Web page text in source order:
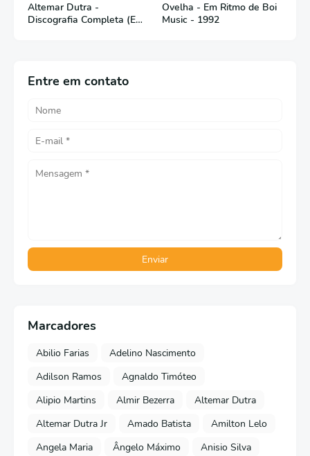
Altemar Dutra -
Discografia Completa (Em
Ovelha - Em Ritmo de Boi
Music - 1992
Entre em contato
Marcadores
Abilio Farias
Adelino Nascimento
Adilson Ramos
Agnaldo Timóteo
Alipio Martins
Almir Bezerra
Altemar Dutra
Altemar Dutra Jr
Amado Batista
Amilton Lelo
Angela Maria
Ângelo Máximo
Anisio Silva